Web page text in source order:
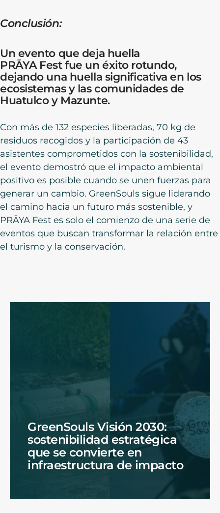
Conclusión:
Un evento que deja huella
PRĀYA Fest fue un éxito rotundo,
dejando una huella significativa en los
ecosistemas y las comunidades de
Huatulco y Mazunte.
Con más de 132 especies liberadas, 70 kg de
residuos recogidos y la participación de 43
asistentes comprometidos con la sostenibilidad,
el evento demostró que el impacto ambiental
positivo es posible cuando se unen fuerzas para
generar un cambio. GreenSouls sigue liderando
el camino hacia un futuro más sostenible, y
PRĀYA Fest es solo el comienzo de una serie de
eventos que buscan transformar la relación entre
el turismo y la conservación.
GreenSouls Visión 2030:
sostenibilidad estratégica
que se convierte en
infraestructura de impacto